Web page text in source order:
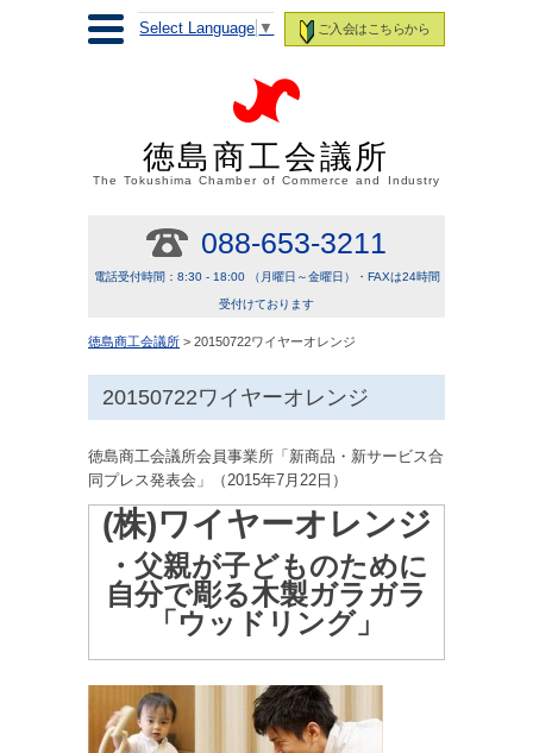
ご入会はこちらから
Select Language ▼
徳島商工会議所
The Tokushima Chamber of Commerce and Industry
088-653-3211
電話受付時間：8:30 - 18:00 （月曜日～金曜日）・FAXは24時間
受付けております
徳島商工会議所 > 20150722ワイヤーオレンジ
20150722ワイヤーオレンジ
徳島商工会議所会員事業所「新商品・新サービス合
同プレス発表会」（2015年7月22日）
(株)ワイヤーオレンジ
・父親が子どものために
自分で彫る木製ガラガラ
「ウッドリング」